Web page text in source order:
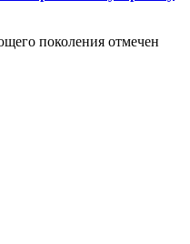
поколения отмечен